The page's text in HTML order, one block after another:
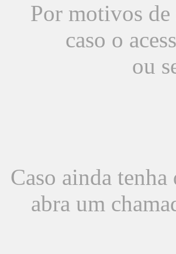
Por motivos de
caso o
ou
Caso ainda
abra um